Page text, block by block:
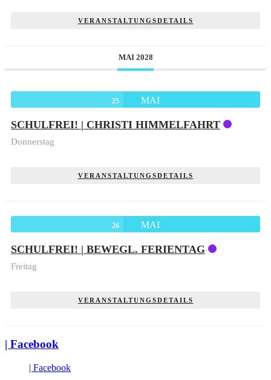
VERANSTALTUNGSDETAILS
MAI 2028
25 MAI
SCHULFREI! | CHRISTI HIMMELFAHRT
Donnerstag
VERANSTALTUNGSDETAILS
26 MAI
SCHULFREI! | BEWEGL. FERIENTAG
Freitag
VERANSTALTUNGSDETAILS
| Facebook
| Facebook